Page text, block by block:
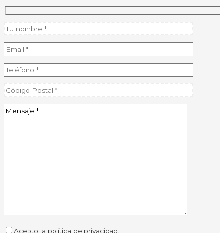
Acepto la política de privacidad.